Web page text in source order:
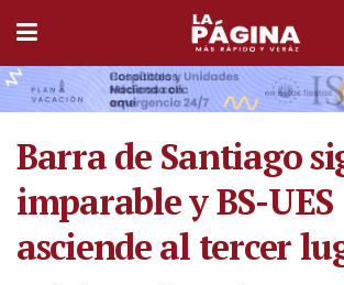
Barra de Santiago
imparable y BS-UES
asciende al tercer